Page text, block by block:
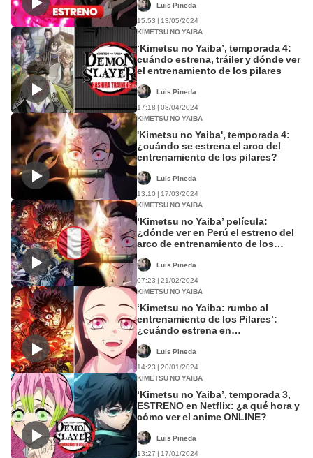
Luis Pineda
15:53 | 13/05/2024
KIMETSU NO YAIBA
‘Kimetsu no Yaiba’, temporada 4:
cuándo estrena, tráiler y dónde ver
el entrenamiento de los pilares
Luis Pineda
17:18 | 08/04/2024
KIMETSU NO YAIBA
'Kimetsu no Yaiba', temporada 4:
¿cuándo se estrena el arco del
entrenamiento de los pilares?
Luis Pineda
13:10 | 17/03/2024
KIMETSU NO YAIBA
‘Kimetsu no Yaiba’ película:
¿dónde ver en Perú el estreno del
arco de entrenamiento de los
Luis Pineda
07:23 | 21/02/2024
KIMETSU NO YAIBA
‘Kimetsu no Yaiba: rumbo al
entrenamiento de los Pilares’:
¿cuándo estrena en
Luis Pineda
14:23 | 20/01/2024
KIMETSU NO YAIBA
‘Kimetsu no Yaiba’, temporada 3,
ESTRENO en Netflix: ¿a qué hora y
cómo ver el anime ONLINE?
Luis Pineda
13:27 | 17/01/2024